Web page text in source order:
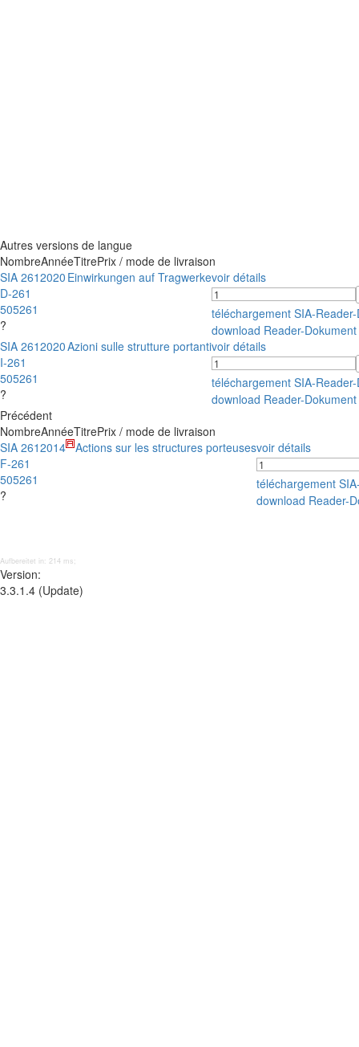
Autres versions de langue
NombreAnnéeTitrePrix / mode de livraison
SIA 261
D-261
505261
?
2020 Einwirkungen auf Tragwerkevoir détails
téléchargement SIA-
download Reader-
SIA 261
I-261
505261
?
2020Azioni sulle strutture portantivoir détails
téléchargement SIA-
download Reader-
Précédent
NombreAnnéeTitrePrix / mode de livraison
SIA 261
F-261
505261
?
2014 Actions sur les structures porteusesvoir détails
téléchargement
download Reader-
Aufbereitet in: 214 ms;
Version:
3.3.1.4 (Update)